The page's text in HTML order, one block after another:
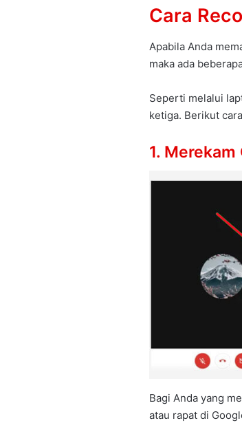
Cara
Apabila Anda
maka ada
Seperti melalui
ketiga. Berikut
1.
Bagi Anda yang
atau rapat di